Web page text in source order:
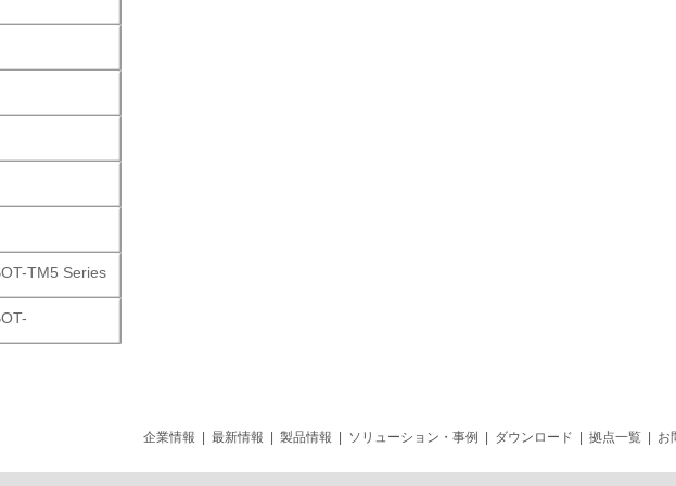
TM5 Series
企業情報 最新情報 製品情報 ソリューション・事例 ダウンロード 拠点一覧 お